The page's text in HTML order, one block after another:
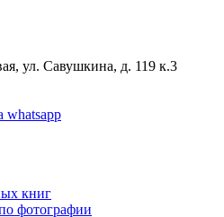
ул. Савушкина, д. 119 к.3
книг
фотографии